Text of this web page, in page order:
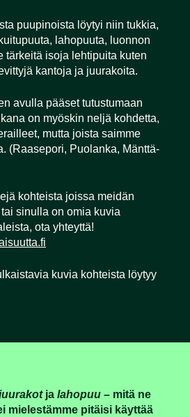
puupinoista löytyi niin tukkia,
lahopuuta, luonnon
tärkeitä isoja lehtipuita kuten
kantoja ja juurakoita.
avulla pääset tutustumaan
on myöskin neljä kohdetta,
mutta joista saimme
(Raasepori, Puolanka, Mänttä-
kohteista joissa meidän
sinulla on omia kuvia
ota yhteyttä!
kuvia kohteista löytyy
ja lahopuu – mitä ne
mielestämme pitäisi käyttää